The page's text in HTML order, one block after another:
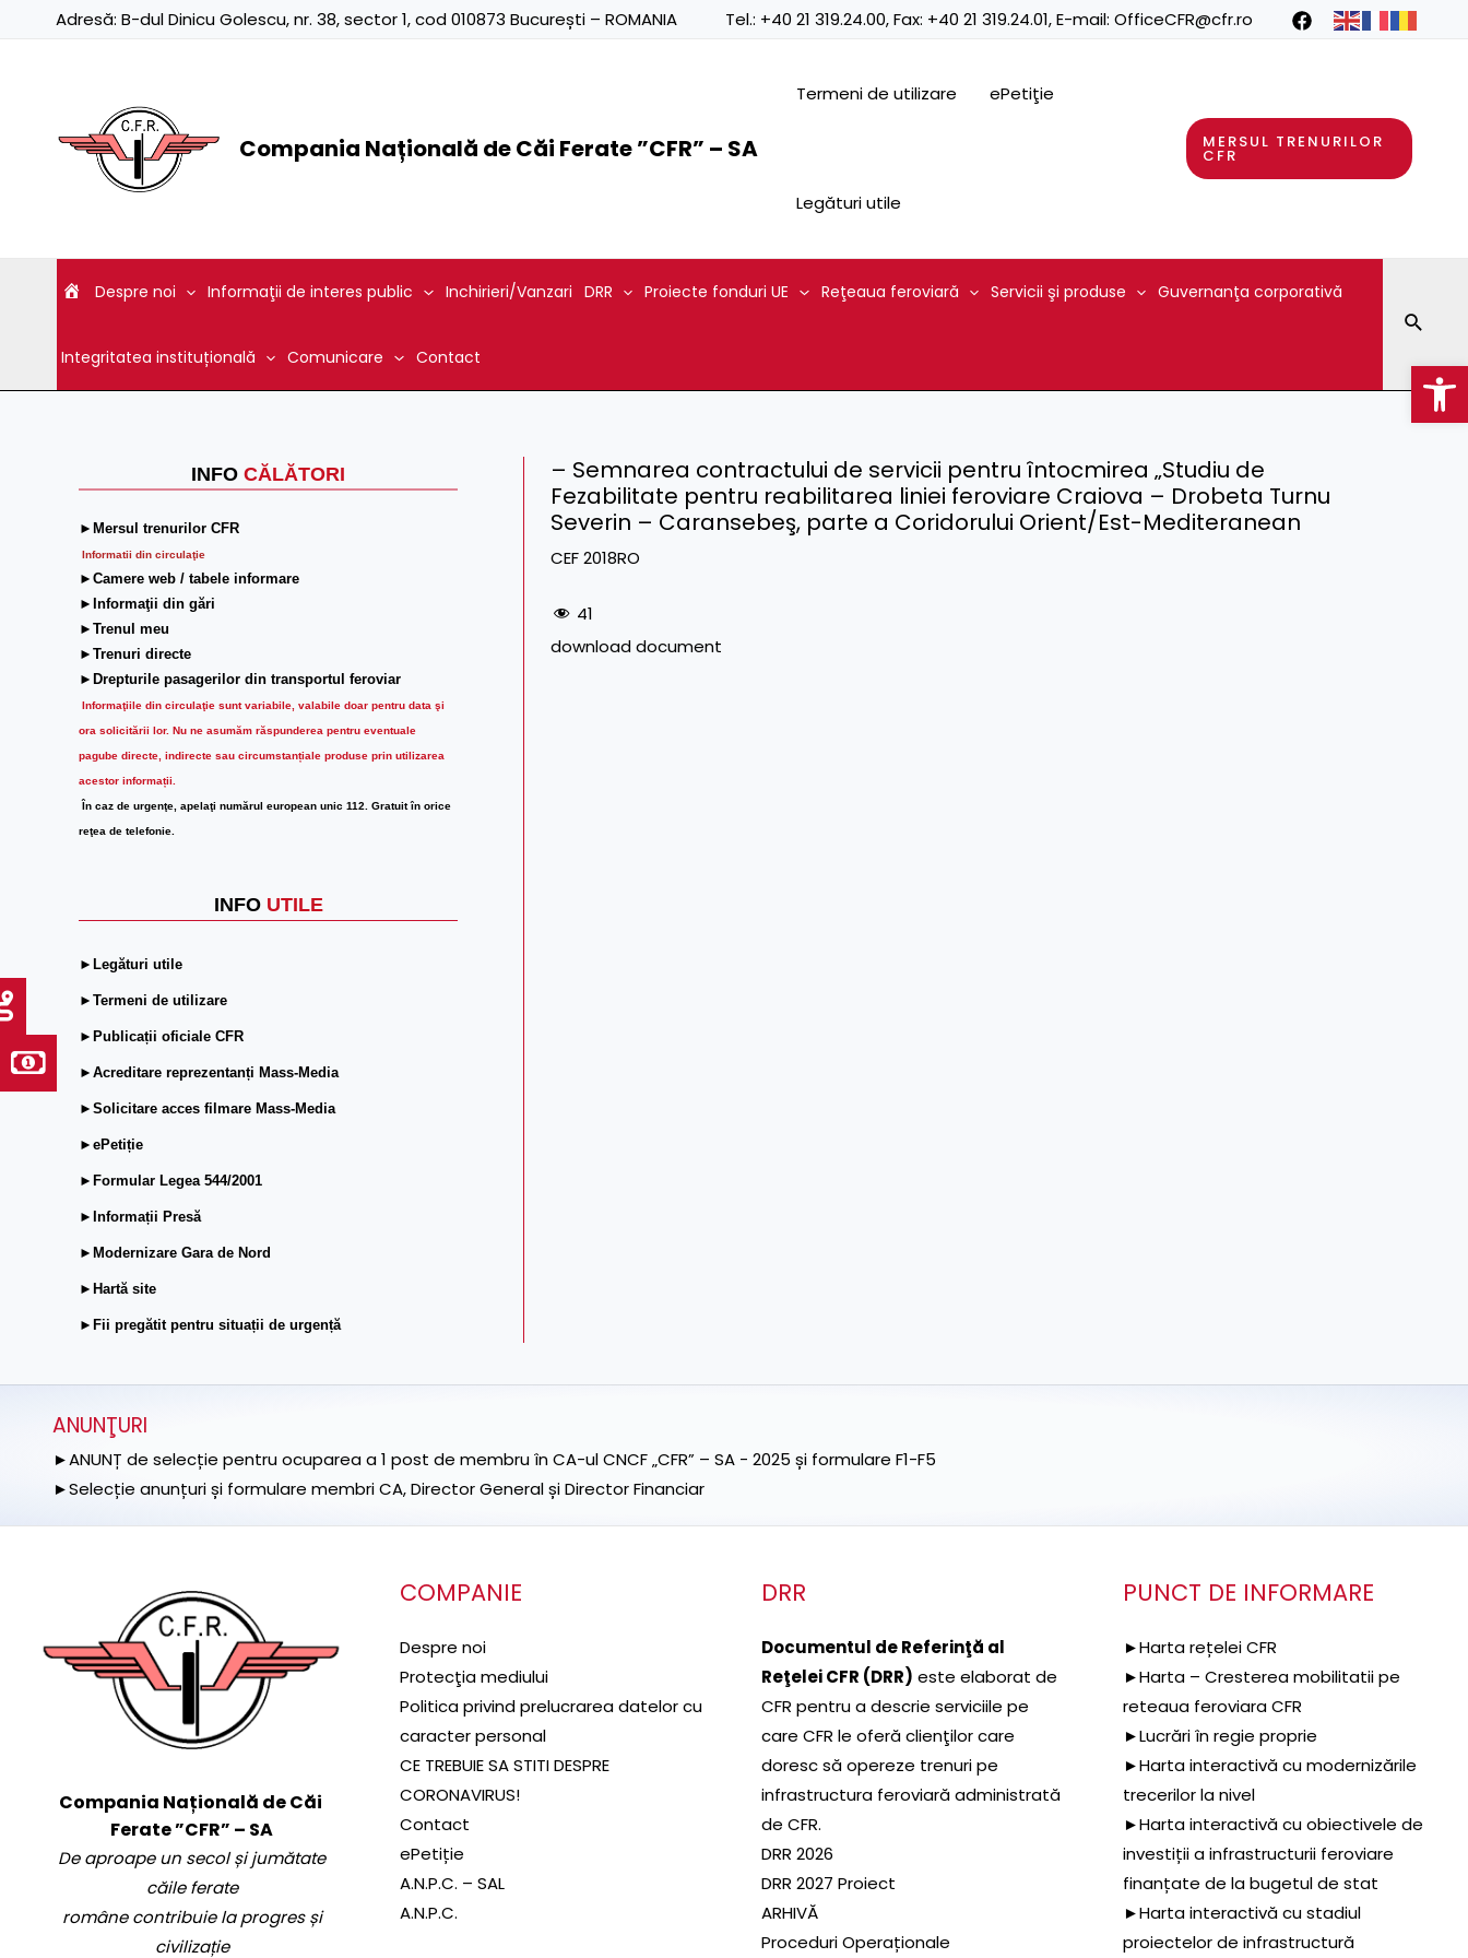
Adresă: B-dul Dinicu Golescu, nr. 38, sector 1, cod 010873 București – ROMANIA Tel.: +40 21 319.24.00, Fax: +40 21 319.24.01, E-mail: OfficeCFR@cfr.ro
Compania Națională de Căi Ferate ”CFR” – SA
Termeni de utilizare ePetiţie
Legături utile
MERSUL TRENURILOR
CFR
Despre noi Informaţii de interes public Inchirieri/Vanzari DRR Proiecte fonduri UE Reţeaua feroviară Servicii şi produse Guvernanţa corporativă
Integritatea instituțională Comunicare Contact
INFO CĂLĂTORI
►Mersul trenurilor CFR
Informatii din circulaţie
►Camere web / tabele informare
►Informaţii din gări
►Trenul meu
►Trenuri directe
►Drepturile pasagerilor din transportul feroviar
Informaţiile din circulaţie sunt variabile, valabile doar pentru data şi
ora solicitării lor. Nu ne asumăm răspunderea pentru eventuale
pagube directe, indirecte sau circumstanțiale produse prin utilizarea
acestor informații.
În caz de urgenţe, apelaţi numărul european unic 112. Gratuit în orice
reţea de telefonie.
INFO UTILE
►Legături utile
►Termeni de utilizare
►Publicații oficiale CFR
►Acreditare reprezentanți Mass-Media
►Solicitare acces filmare Mass-Media
►ePetiție
►Formular Legea 544/2001
►Informații Presă
►Modernizare Gara de Nord
►Hartă site
►Fii pregătit pentru situații de urgență
– Semnarea contractului de servicii pentru întocmirea „Studiu de
Fezabilitate pentru reabilitarea liniei feroviare Craiova – Drobeta Turnu
Severin – Caransebeş, parte a Coridorului Orient/Est-Mediteranean
CEF 2018RO
41
download document
ANUNŢURI
►ANUNȚ de selecție pentru ocuparea a 1 post de membru în CA-ul CNCF „CFR” – SA - 2025 și formulare F1-F5
►Selecție anunțuri și formulare membri CA, Director General și Director Financiar
Compania Națională de Căi
Ferate ”CFR” – SA
De aproape un secol și jumătate
căile ferate
române contribuie la progres și
civilizație
COMPANIE
Despre noi
Protecţia mediului
Politica privind prelucrarea datelor cu
caracter personal
CE TREBUIE SA STITI DESPRE
CORONAVIRUS!
Contact
ePetiție
A.N.P.C. – SAL
A.N.P.C.
DRR
Documentul de Referinţă al
Reţelei CFR (DRR) este elaborat de
CFR pentru a descrie serviciile pe
care CFR le oferă clienţilor care
doresc să opereze trenuri pe
infrastructura feroviară administrată
de CFR.
DRR 2026
DRR 2027 Proiect
ARHIVĂ
Proceduri Operaționale
PUNCT DE INFORMARE
►Harta rețelei CFR
►Harta – Cresterea mobilitatii pe
reteaua feroviara CFR
►Lucrări în regie proprie
►Harta interactivă cu modernizările
trecerilor la nivel
►Harta interactivă cu obiectivele de
investiții a infrastructurii feroviare
finanțate de la bugetul de stat
►Harta interactivă cu stadiul
proiectelor de infrastructură